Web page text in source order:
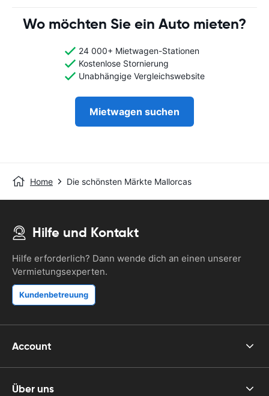
Wo möchten Sie ein Auto mieten?
24 000+ Mietwagen-Stationen
Kostenlose Stornierung
Unabhängige Vergleichswebsite
Mietwagen suchen
Home Die schönsten Märkte Mallorcas
Hilfe und Kontakt
Hilfe erforderlich? Dann wende dich an einen unserer
Vermietungsexperten.
Kundenbetreuung
Account
Über uns